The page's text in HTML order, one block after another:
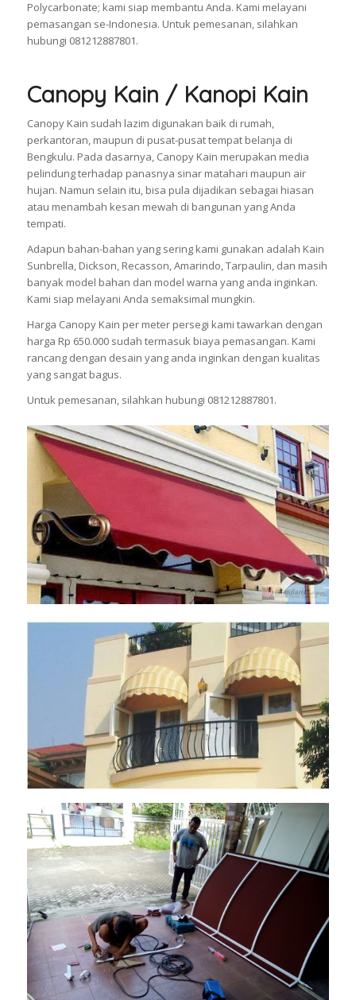
Polycarbonate; kami siap membantu Anda. Kami melayani
pemasangan se-Indonesia. Untuk pemesanan, silahkan
hubungi 081212887801.
Canopy Kain / Kanopi Kain
Canopy Kain sudah lazim digunakan baik di rumah,
perkantoran, maupun di pusat-pusat tempat belanja di
Bengkulu. Pada dasarnya, Canopy Kain merupakan media
pelindung terhadap panasnya sinar matahari maupun air
hujan. Namun selain itu, bisa pula dijadikan sebagai hiasan
atau menambah kesan mewah di bangunan yang Anda
tempati.
Adapun bahan-bahan yang sering kami gunakan adalah Kain
Sunbrella, Dickson, Recasson, Amarindo, Tarpaulin, dan masih
banyak model bahan dan model warna yang anda inginkan.
Kami siap melayani Anda semaksimal mungkin.
Harga Canopy Kain per meter persegi kami tawarkan dengan
harga Rp 650.000 sudah termasuk biaya pemasangan. Kami
rancang dengan desain yang anda inginkan dengan kualitas
yang sangat bagus.
Untuk pemesanan, silahkan hubungi 081212887801.